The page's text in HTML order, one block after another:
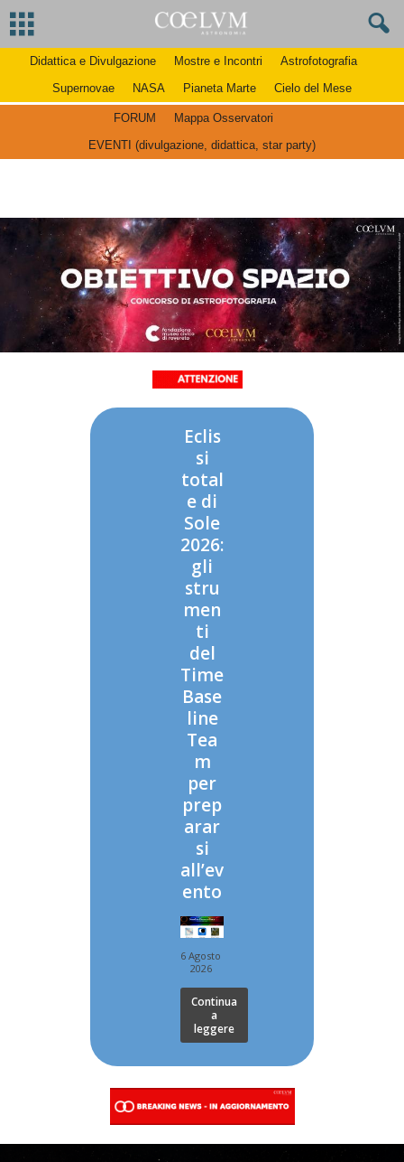
Didattica e Divulgazione Mostre e Incontri
Astrofotografia
Supernovae
NASA Pianeta Marte Cielo del Mese
FORUM
Mappa Osservatori
EVENTI (divulgazione, didattica, star party)
Eclis
si
total
e di
Sole
2026:
gli
stru
men
ti
del
Time
Base
line
Tea
m
per
prep
arar
si
all’ev
ento
6 Agosto
2026
Continua
a
leggere